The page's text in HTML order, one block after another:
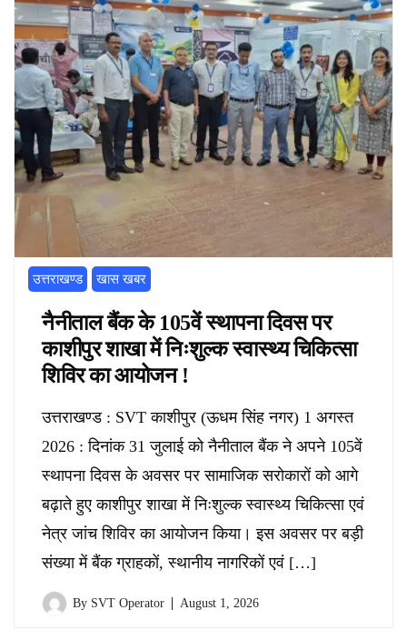
उत्तराखण्ड खास खबर
नैनीताल बैंक के 105वें स्थापना दिवस पर
काशीपुर शाखा में निःशुल्क स्वास्थ्य चिकित्सा
शिविर का आयोजन !
उत्तराखण्ड : SVT काशीपुर (ऊधम सिंह नगर) 1 अगस्त
2026 : दिनांक 31 जुलाई को नैनीताल बैंक ने अपने 105वें
स्थापना दिवस के अवसर पर सामाजिक सरोकारों को आगे
बढ़ाते हुए काशीपुर शाखा में निःशुल्क स्वास्थ्य चिकित्सा एवं
नेत्र जांच शिविर का आयोजन किया। इस अवसर पर बड़ी
संख्या में बैंक ग्राहकों, स्थानीय नागरिकों एवं […]
By SVT Operator August 1, 2026